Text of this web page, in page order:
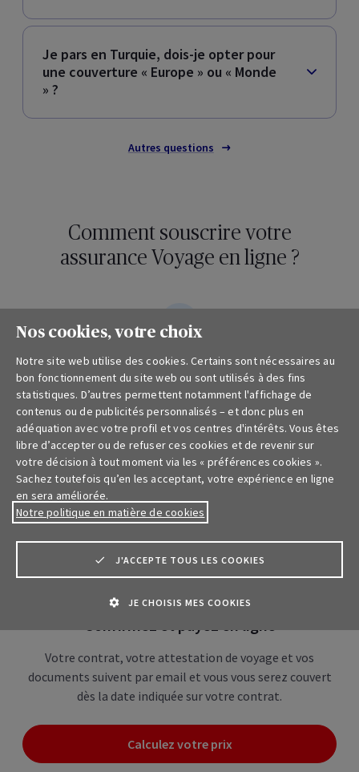
Je pars en Turquie, dois-je opter pour
une couverture « Europe » ou « Monde
» ?
Autres questions
Comment souscrire votre
assurance Voyage en ligne ?
Calculez le prix de votre assurance Voyage
Sur base de quelques données, faites une simulation de
votre prime.
Composez votre assurance sur mesure
Votre contrat, votre attestation de voyage et vos
documents suivent par email et vous vous serez couvert
dès la date indiquée sur votre contrat.
Calculez votre prix
Nos cookies, votre choix
Notre site web utilise des cookies. Certains sont nécessaires au
bon fonctionnement du site web ou sont utilisés à des fins
statistiques. D’autres permettent notamment l'affichage de
contenus ou de publicités personnalisés – et donc plus en
adéquation avec votre profil et vos centres d'intérêts. Vous êtes
libre d’accepter ou de refuser ces cookies et de revenir sur
votre décision à tout moment via les « préférences cookies ».
Sachez toutefois qu’en les acceptant, votre expérience en ligne
en sera améliorée.
Notre politique en matière de cookies
J'ACCEPTE TOUS LES COOKIES
JE CHOISIS MES COOKIES